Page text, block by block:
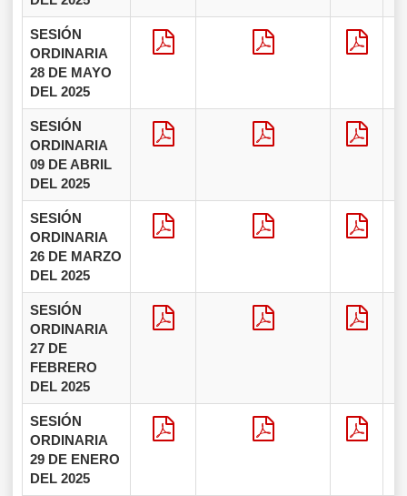
SESIÓN
ORDINARIA
28 DE MAYO
DEL 2025
SESIÓN
ORDINARIA
09 DE ABRIL
DEL 2025
SESIÓN
ORDINARIA
26 DE MARZO
DEL 2025
SESIÓN
ORDINARIA
27 DE
FEBRERO
DEL 2025
SESIÓN
ORDINARIA
29 DE ENERO
DEL 2025